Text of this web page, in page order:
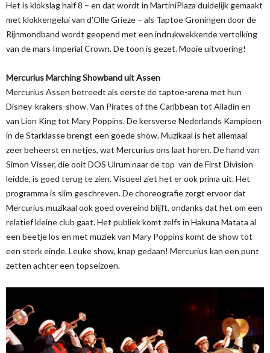
Het is klokslag half 8 – en dat wordt in MartiniPlaza duidelijk gemaakt
met klokkengelui van d’Olle Grieze – als Taptoe Groningen door de
Rijnmondband wordt geopend met een indrukwekkende vertolking
van de mars Imperial Crown. De toon is gezet. Mooie uitvoering!
Mercurius Marching Showband uit Assen
Mercurius Assen betreedt als eerste de taptoe-arena met hun
Disney-krakers-show. Van Pirates of the Caribbean tot Alladin en
van Lion King tot Mary Poppins. De kersverse Nederlands Kampioen
in de Starklasse brengt een goede show. Muzikaal is het allemaal
zeer beheerst en netjes, wat Mercurius ons laat horen. De hand van
Simon Visser, die ooit DOS Ulrum naar de top van de First Division
leidde, is goed terug te zien. Visueel ziet het er ook prima uit. Het
programma is slim geschreven. De choreografie zorgt ervoor dat
Mercurius muzikaal ook goed overeind blijft, ondanks dat het om een
relatief kleine club gaat. Het publiek komt zelfs in Hakuna Matata al
een beetje los en met muziek van Mary Poppins komt de show tot
een sterk einde. Leuke show, knap gedaan! Mercurius kan een punt
zetten achter een topseizoen.